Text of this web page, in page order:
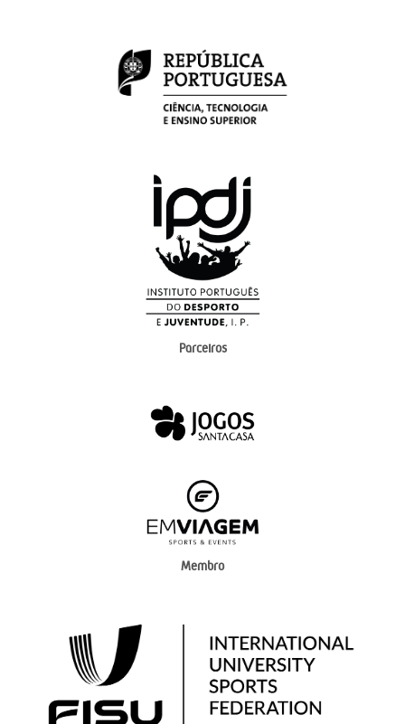
Parceiros
Membro